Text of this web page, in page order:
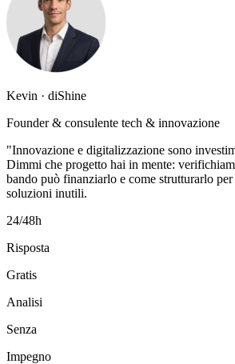
Kevin · diShine
Founder & consulente tech & innovazione
"Innovazione e digitalizzazione sono
Dimmi che progetto hai in mente:
bando può finanziarlo e come strutturarlo
soluzioni inutili.
24/48h
Risposta
Gratis
Analisi
Senza
Impegno